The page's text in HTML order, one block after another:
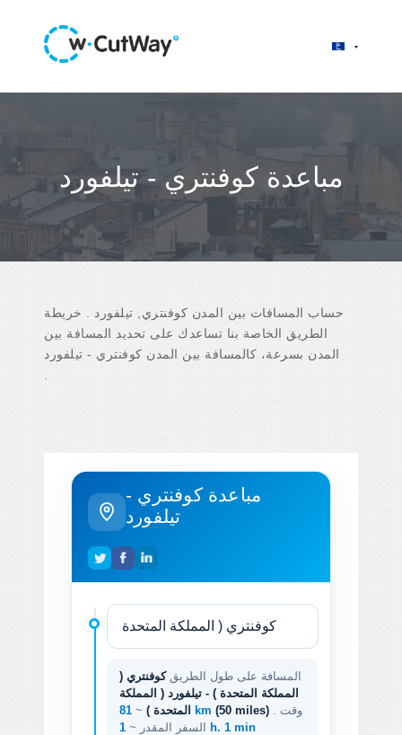
مباعدة كوفنتري - تيلفورد
حساب المسافات بين المدن كوفنتري, تيلفورد . خريطة
الطريق الخاصة بنا تساعدك على تحديد المسافة بين
المدن بسرعة، كالمسافة بين المدن كوفنتري - تيلفورد
مباعدة كوفنتري -
تيلفورد
المسافة على طول الطريقكوفنتري (
المملكة المتحدة ) - تيلفورد ( المملكة
المتحدة ) ~ 81 km (50 miles)
السفر المقدر ~ 1 h. 1 min